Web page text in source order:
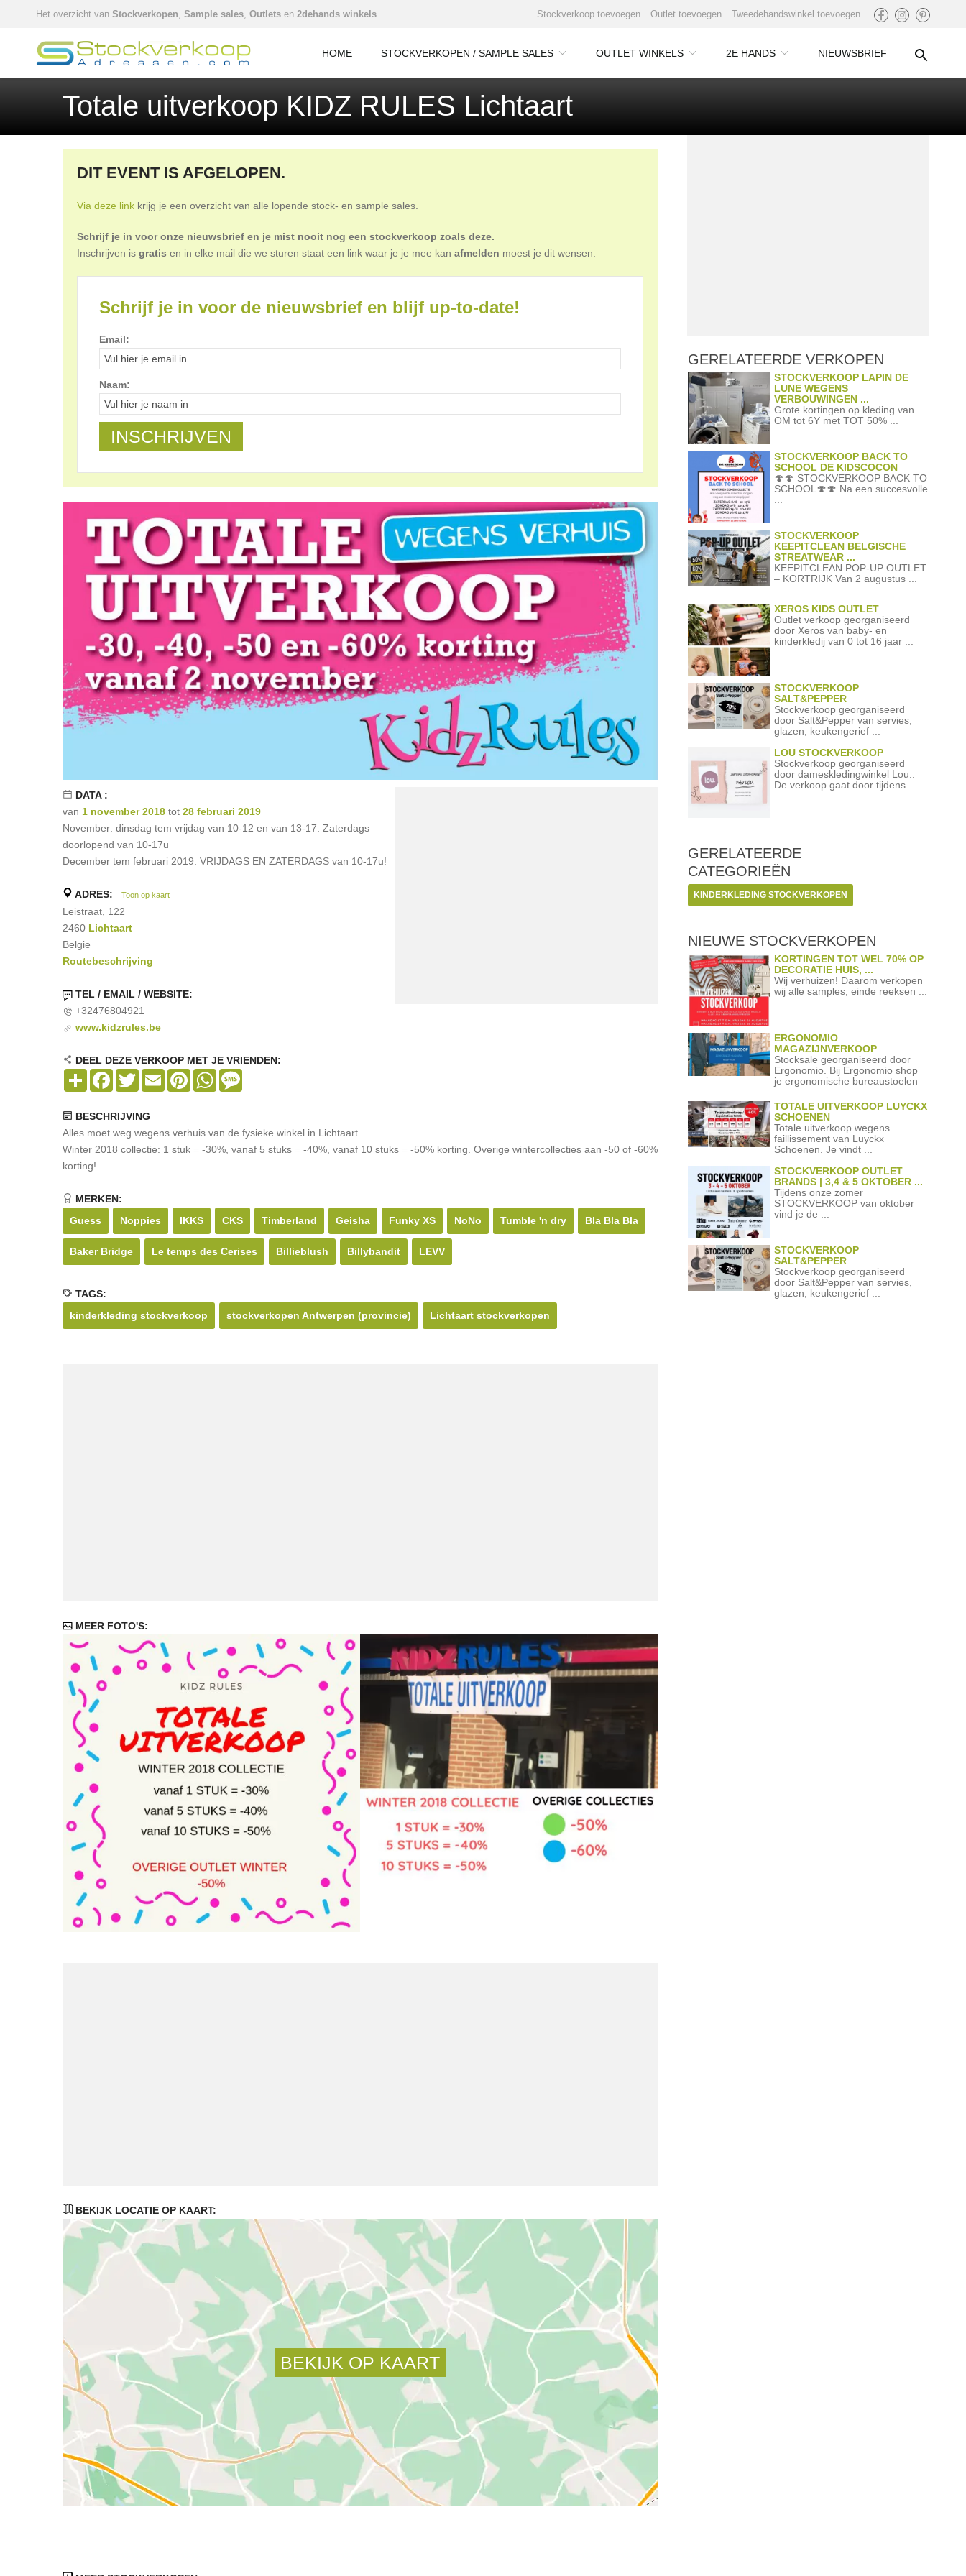
Het overzicht van Stockverkopen, Sample sales, Outlets en 2dehands winkels. Stockverkoop toevoegen Outlet toevoegen Tweedehandswinkel toevoegen
HOME STOCKVERKOPEN / SAMPLE SALES OUTLET WINKELS 2E HANDS NIEUWSBRIEF
Totale uitverkoop KIDZ RULES Lichtaart
DIT EVENT IS AFGELOPEN.
Via deze link krijg je een overzicht van alle lopende stock- en sample sales.
Schrijf je in voor onze nieuwsbrief en je mist nooit nog een stockverkoop zoals deze.
Inschrijven is gratis en in elke mail die we sturen staat een link waar je je mee kan afmelden moest je dit wensen.
Schrijf je in voor de nieuwsbrief en blijf up-to-date!
Email:
Naam:
DATA :
van 1 november 2018 tot 28 februari 2019
November: dinsdag tem vrijdag van 10-12 en van 13-17. Zaterdags
doorlopend van 10-17u
December tem februari 2019: VRIJDAGS EN ZATERDAGS van 10-17u!
ADRES: Toon op kaart
Leistraat, 122
2460 Lichtaart
Belgie
Routebeschrijving
TEL / EMAIL / WEBSITE:
+32476804921
www.kidzrules.be
DEEL DEZE VERKOOP MET JE VRIENDEN:
Share Facebook
TwitterEmail PinterestWhatsApp
BESCHRIJVING
Alles moet weg wegens verhuis van de fysieke winkel in Lichtaart.
Winter 2018 collectie: 1 stuk = -30%, vanaf 5 stuks = -40%, vanaf 10 stuks = -50% korting. Overige wintercollecties aan -50 of -60%
korting!
MERKEN:
Guess
Noppies IKKS CKS Timberland Geisha Funky XS NoNo Tumble 'n dry Bla Bla Bla
Baker Bridge Le temps des Cerises Billieblush Billybandit LEVV
TAGS:
kinderkleding stockverkoop
stockverkopen Antwerpen (provincie) Lichtaart stockverkopen
MEER FOTO'S:
BEKIJK LOCATIE OP KAART:
GERELATEERDE VERKOPEN
STOCKVERKOOP LAPIN DE
LUNE WEGENS
VERBOUWINGEN ...
Grote kortingen op kleding van
OM tot 6Y met TOT 50% ...
STOCKVERKOOP BACK TO
SCHOOL DE KIDSCOCON
🍄🍄 STOCKVERKOOP BACK TO
SCHOOL🍄🍄 Na een succesvolle
STOCKVERKOOP
KEEPITCLEAN BELGISCHE
STREATWEAR ...
KEEPITCLEAN POP-UP OUTLET
– KORTRIJK Van 2 augustus ...
XEROS KIDS OUTLET
Outlet verkoop georganiseerd
door Xeros van baby- en
kinderkledij van 0 tot 16 jaar ...
STOCKVERKOOP
SALT&PEPPER
Stockverkoop georganiseerd
door Salt&Pepper van servies,
glazen, keukengerief ...
LOU STOCKVERKOOP
Stockverkoop georganiseerd
door dameskledingwinkel Lou..
De verkoop gaat door tijdens ...
GERELATEERDE
CATEGORIEËN
KINDERKLEDING STOCKVERKOPEN
NIEUWE STOCKVERKOPEN
KORTINGEN TOT WEL 70% OP
DECORATIE HUIS, ...
Wij verhuizen! Daarom verkopen
wij alle samples, einde reeksen ...
ERGONOMIO
MAGAZIJNVERKOOP
Stocksale georganiseerd door
Ergonomio. Bij Ergonomio shop
je ergonomische bureaustoelen
TOTALE UITVERKOOP LUYCKX
SCHOENEN
Totale uitverkoop wegens
faillissement van Luyckx
Schoenen. Je vindt ...
STOCKVERKOOP OUTLET
BRANDS | 3,4 & 5 OKTOBER ...
Tijdens onze zomer
STOCKVERKOOP van oktober
vind je de ...
STOCKVERKOOP
SALT&PEPPER
Stockverkoop georganiseerd
door Salt&Pepper van servies,
glazen, keukengerief ...